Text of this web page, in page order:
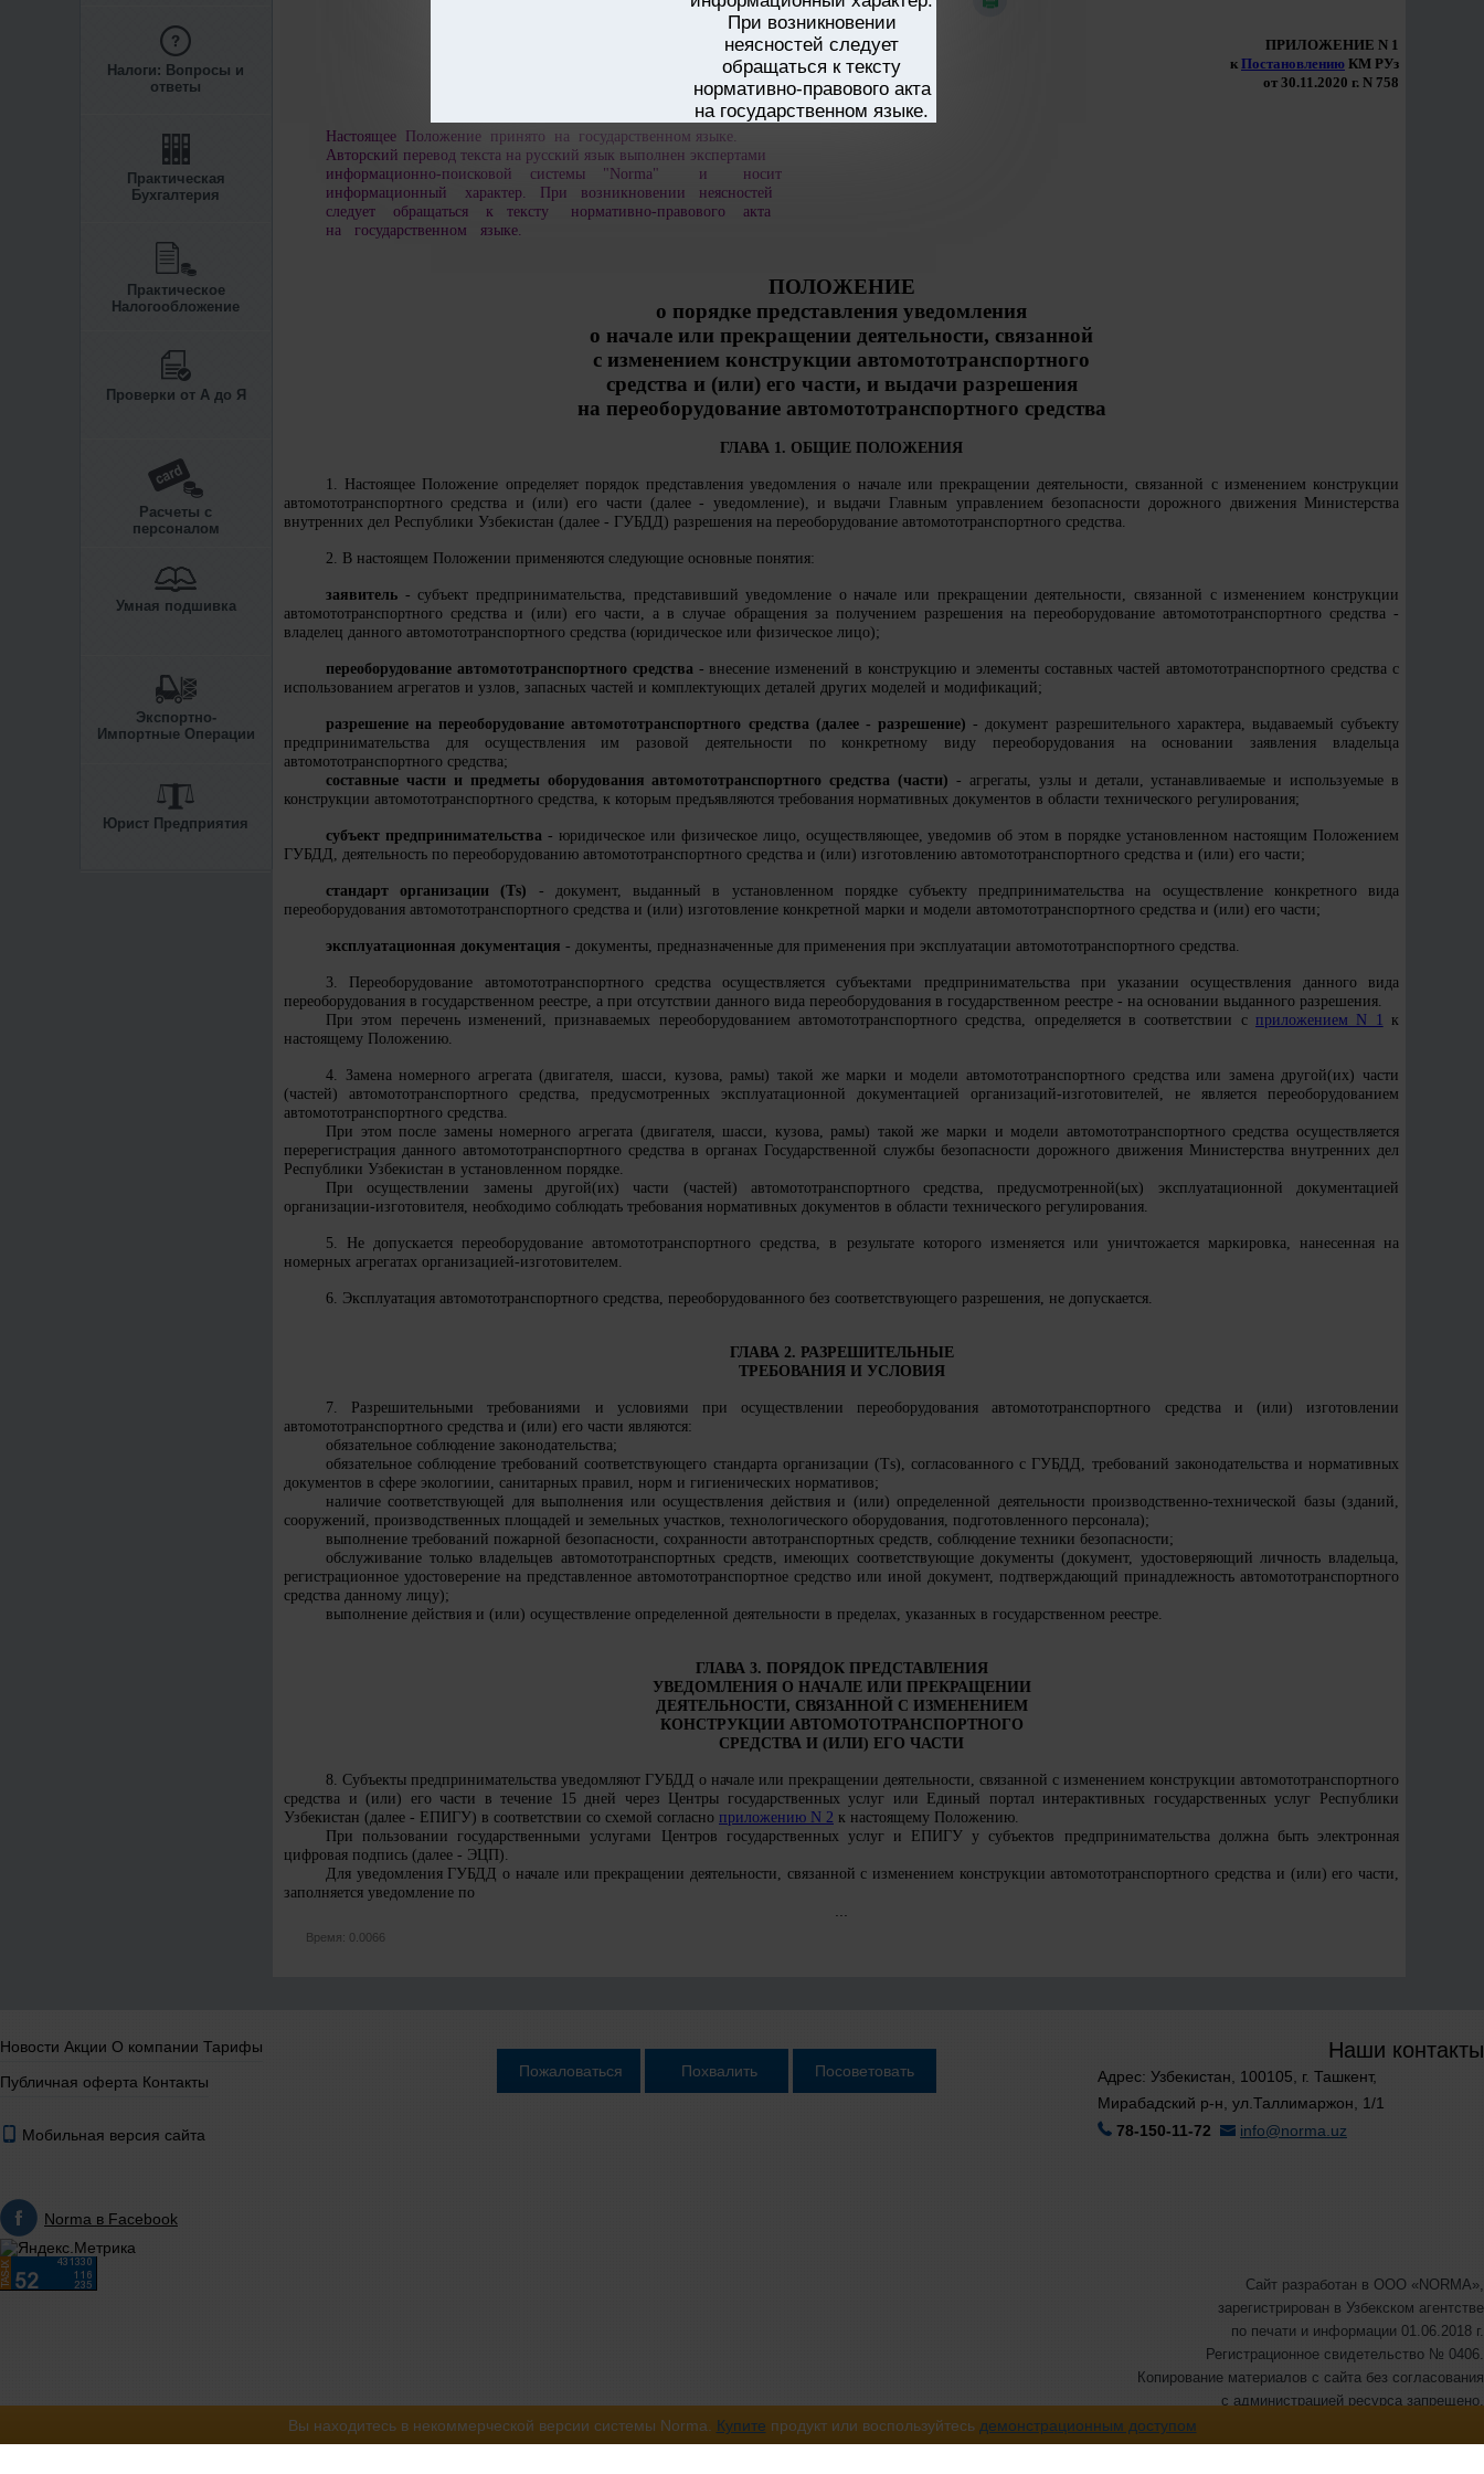
Налоги: Вопросы и
ответы
Практическая
Бухгалтерия
Практическое
Налогообложение
Проверки от А до Я
Расчеты с
персоналом
Умная подшивка
Экспортно-
Импортные Операции
Юрист Предприятия
При возникновении
неясностей следует
обращаться к тексту
нормативно-правового акта
на государственном языке.
ПРИЛОЖЕНИЕ N 1
к Постановлению КМ РУз
от 30.11.2020 г. N 758
Настоящее Положение принято на государственном языке.
Авторский перевод текста на русский язык выполнен экспертами
информационно-поисковой системы "Norma" и носит
информационный характер. При возникновении неясностей
следует обращаться к тексту нормативно-правового акта
на государственном языке.
ПОЛОЖЕНИЕ
о порядке представления уведомления
о начале или прекращении деятельности, связанной
с изменением конструкции автомототранспортного
средства и (или) его части, и выдачи разрешения
на переоборудование автомототранспортного средства
ГЛАВА 1. ОБЩИЕ ПОЛОЖЕНИЯ
1. Настоящее Положение определяет порядок представления уведомления о начале или прекращении деятельности, связанной с изменением конструкции
автомототранспортного средства и (или) его части (далее - уведомление), и выдачи Главным управлением безопасности дорожного движения Министерства
внутренних дел Республики Узбекистан (далее - ГУБДД) разрешения на переоборудование автомототранспортного средства.
2. В настоящем Положении применяются следующие основные понятия:
заявитель - субъект предпринимательства, представивший уведомление о начале или прекращении деятельности, связанной с изменением конструкции
автомототранспортного средства и (или) его части, а в случае обращения за получением разрешения на переоборудование автомототранспортного средства -
владелец данного автомототранспортного средства (юридическое или физическое лицо);
переоборудование автомототранспортного средства- внесение изменений в конструкцию и элементы составных частей автомототранспортного средства с
использованием агрегатов и узлов, запасных частей и комплектующих деталей других моделей и модификаций;
разрешение на переоборудование автомототранспортного средства (далее - разрешение) - документ разрешительного характера, выдаваемый субъекту
предпринимательства для осуществления им разовой деятельности по конкретному виду переоборудования на основании заявления владельца
автомототранспортного средства;
составные части и предметы оборудования автомототранспортного средства (части) - агрегаты, узлы и детали, устанавливаемые и используемые в
конструкции автомототранспортного средства, к которым предъявляются требования нормативных документов в области технического регулирования;
субъект предпринимательства- юридическое или физическое лицо, осуществляющее, уведомив об этом в порядке установленном настоящим Положением
ГУБДД, деятельность по переоборудованию автомототранспортного средства и (или) изготовлению автомототранспортного средства и (или) его части;
стандарт организации (Тs) - документ, выданный в установленном порядке субъекту предпринимательства на осуществление конкретного вида
переоборудования автомототранспортного средства и (или) изготовление конкретной марки и модели автомототранспортного средства и (или) его части;
эксплуатационная документация - документы, предназначенные для применения при эксплуатации автомототранспортного средства.
3. Переоборудование автомототранспортного средства осуществляется субъектами предпринимательства при указании осуществления данного вида
переоборудования в государственном реестре, а при отсутствии данного вида переоборудования в государственном реестре - на основании выданного разрешения.
При этом перечень изменений, признаваемых переоборудованием автомототранспортного средства, определяется в соответствии с приложением N 1 к
настоящему Положению.
4. Замена номерного агрегата (двигателя, шасси, кузова, рамы) такой же марки и модели автомототранспортного средства или замена другой(их) части
(частей) автомототранспортного средства, предусмотренных эксплуатационной документацией организаций-изготовителей, не является переоборудованием
автомототранспортного средства.
При этом после замены номерного агрегата (двигателя, шасси, кузова, рамы) такой же марки и модели автомототранспортного средства осуществляется
перерегистрация данного автомототранспортного средства в органах Государственной службы безопасности дорожного движения Министерства внутренних дел
Республики Узбекистан в установленном порядке.
При осуществлении замены другой(их) части (частей) автомототранспортного средства, предусмотренной(ых) эксплуатационной документацией
организации-изготовителя, необходимо соблюдать требования нормативных документов в области технического регулирования.
5. Не допускается переоборудование автомототранспортного средства, в результате которого изменяется или уничтожается маркировка, нанесенная на
номерных агрегатах организацией-изготовителем.
6. Эксплуатация автомототранспортного средства, переоборудованного без соответствующего разрешения, не допускается.
ГЛАВА 2. РАЗРЕШИТЕЛЬНЫЕ
ТРЕБОВАНИЯ И УСЛОВИЯ
7. Разрешительными требованиями и условиями при осуществлении переоборудования автомототранспортного средства и (или) изготовлении
автомототранспортного средства и (или) его части являются:
обязательное соблюдение законодательства;
обязательное соблюдение требований соответствующего стандарта организации (Тs), согласованного с ГУБДД, требований законодательства и нормативных
документов в сфере экологиии, санитарных правил, норм и гигиенических нормативов;
наличие соответствующей для выполнения или осуществления действия и (или) определенной деятельности производственно-технической базы (зданий,
сооружений, производственных площадей и земельных участков, технологического оборудования, подготовленного персонала);
выполнение требований пожарной безопасности, сохранности автотранспортных средств, соблюдение техники безопасности;
обслуживание только владельцев автомототранспортных средств, имеющих соответствующие документы (документ, удостоверяющий личность владельца,
регистрационное удостоверение на представленное автомототранспортное средство или иной документ, подтверждающий принадлежность автомототранспортного
средства данному лицу);
выполнение действия и (или) осуществление определенной деятельности в пределах, указанных в государственном реестре.
ГЛАВА 3. ПОРЯДОК ПРЕДСТАВЛЕНИЯ
УВЕДОМЛЕНИЯ О НАЧАЛЕ ИЛИ ПРЕКРАЩЕНИИ
ДЕЯТЕЛЬНОСТИ, СВЯЗАННОЙ С ИЗМЕНЕНИЕМ
КОНСТРУКЦИИ АВТОМОТОТРАНСПОРТНОГО
СРЕДСТВА И (ИЛИ) ЕГО ЧАСТИ
8. Субъекты предпринимательства уведомляют ГУБДД о начале или прекращении деятельности, связанной с изменением конструкции автомототранспортного
средства и (или) его части в течение 15 дней через Центры государственных услуг или Единый портал интерактивных государственных услуг Республики
Узбекистан (далее - ЕПИГУ) в соответствии со схемой согласно приложению N 2 к настоящему Положению.
При пользовании государственными услугами Центров государственных услуг и ЕПИГУ у субъектов предпринимательства должна быть электронная
цифровая подпись (далее - ЭЦП).
Для уведомления ГУБДД о начале или прекращении деятельности, связанной с изменением конструкции автомототранспортного средства и (или) его части,
заполняется уведомление по
Время: 0.0066
Новости Акции О компании Тарифы
Публичная оферта Контакты
Наши контакты
Адрес: Узбекистан, 100105, г. Ташкент,
Мирабадский р-н, ул.Таллимаржон, 1/1
78-150-11-72
info@norma.uz
Мобильная версия сайта
Norma в Facebook
Сайт разработан в ООО «NORMA»,
зарегистрирован в Узбекском агентстве
по печати и информации 01.06.2018 г.
Регистрационное свидетельство № 0406.
Копирование материалов с сайта без согласования
с администрацией ресурса запрещено.
© ООО «NORMA», 2007-2026 г. Все права защищены.
©
Вы находитесь в некоммерческой версии системы Norma. Купите продукт или воспользуйтесь демонстрационным доступом